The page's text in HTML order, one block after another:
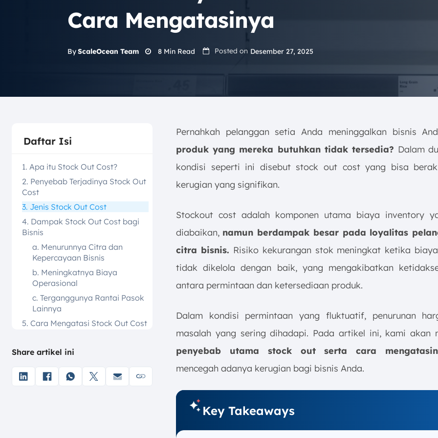
Cara Mengatasinya
ByScaleOcean Team 8 Min Read Posted on Desember 27, 2025
Daftar Isi
1. Apa itu Stock Out Cost?
2. Penyebab Terjadinya Stock Out
Cost
3. Jenis Stock Out Cost
4. Dampak Stock Out Cost bagi
Bisnis
a. Menurunnya Citra dan
Kepercayaan Bisnis
b. Meningkatnya Biaya
Operasional
c. Terganggunya Rantai Pasok
Lainnya
5. Cara Mengatasi Stock Out Cost
untuk Perencanaan Lebih
b. Gunakan Sistem Monitoring
Real-Time
Share artikel ini
Pernahkah pelanggan setia Anda meninggalkan bisnis
produk yang mereka butuhkan tidak tersedia? Dalam
kondisi seperti ini disebut stock out cost yang bisa
kerugian yang signifikan.
Stockout cost adalah komponen utama biaya inventory
diabaikan, namun berdampak besar pada loyalitas
citra bisnis. Risiko kekurangan stok meningkat ketika
tidak dikelola dengan baik, yang mengakibatkan
antara permintaan dan ketersediaan produk.
Dalam kondisi permintaan yang fluktuatif, penurunan
masalah yang sering dihadapi. Pada artikel ini, kami akan
penyebab utama stock out serta cara
mencegah adanya kerugian bagi bisnis Anda.
Key Takeaways